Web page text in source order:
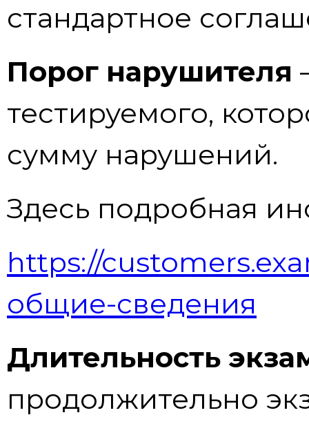
стандартное
Порог нарушителя
тестируемого,
сумму нарушений.
Здесь подробная
https://
общие-сведения
Длительность
продолжительно